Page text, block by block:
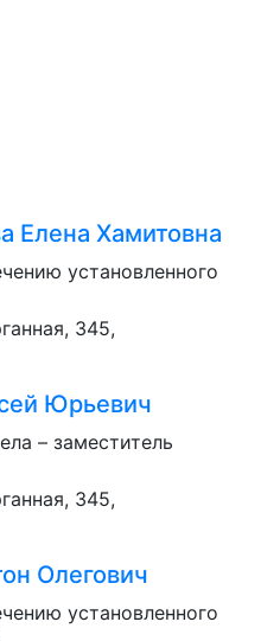
Елена Хамитовна
установленного
345,
Юрьевич
– заместитель
345,
Олегович
установленного